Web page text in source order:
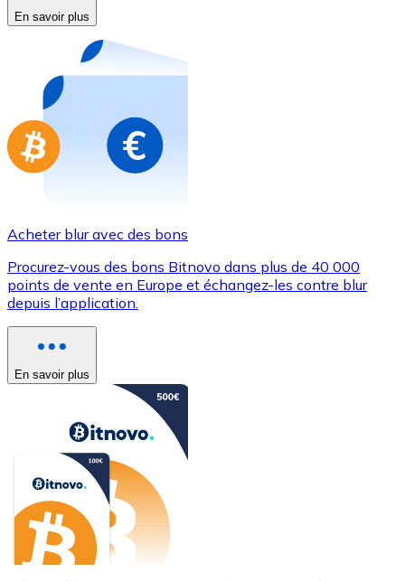
Nouveau
Achetez des cartes-cadeaux de vos marques
Aller à la boutique de cartes-cadeaux
En savoir plus
Acheter blur avec des bons
Procurez-vous des bons Bitnovo dans plus de 40 000
points de vente en Europe et échangez-les contre blur
depuis l’application.
En savoir plus